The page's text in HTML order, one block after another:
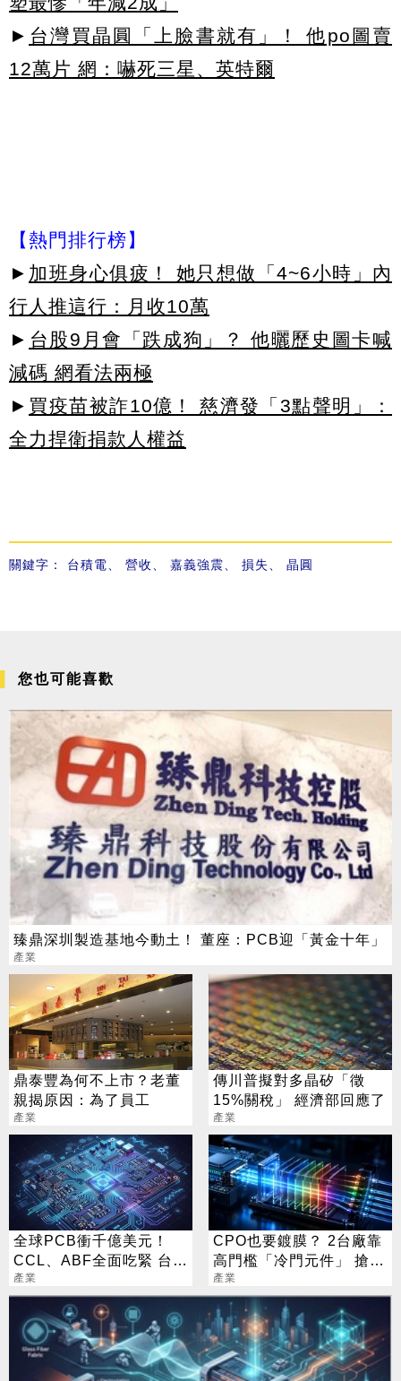
► 台灣買晶圓「上臉書就有」！ 他po圖賣
12萬片 網：嚇死三星、英特爾
【熱門排行榜】
► 加班身心俱疲！ 她只想做「4~6小時」內
行人推這行：月收10萬
► 台股9月會「跌成狗」？ 他曬歷史圖卡喊
減碼 網看法兩極
► 買疫苗被詐10億！ 慈濟發「3點聲明」：
全力捍衛捐款人權益
關鍵字： 台積電、 營收、 嘉義強震、 損失、 晶圓
您也可能喜歡
臻鼎深圳製造基地今動土！ 董座：PCB迎「黃金十年」
產業
鼎泰豐為何不上市？老董
親揭原因：為了員工
產業
傳川普擬對多晶矽「徵
15%關稅」 經濟部回應了
產業
全球PCB衝千億美元！
CCL、ABF全面吃緊 台廠
迎兆元商機
產業
CPO也要鍍膜？ 2台廠靠
高門檻「冷門元件」 搶下
AI關鍵入場券
產業